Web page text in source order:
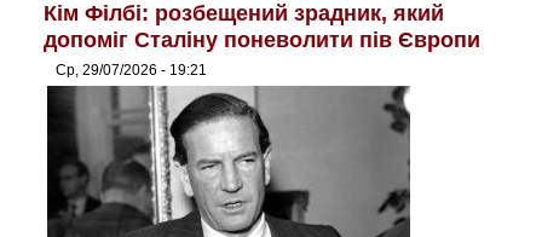
Кім Філбі: розбещений зрадник, який
допоміг Сталіну поневолити пів Європи
Ср, 29/07/2026 - 19:21